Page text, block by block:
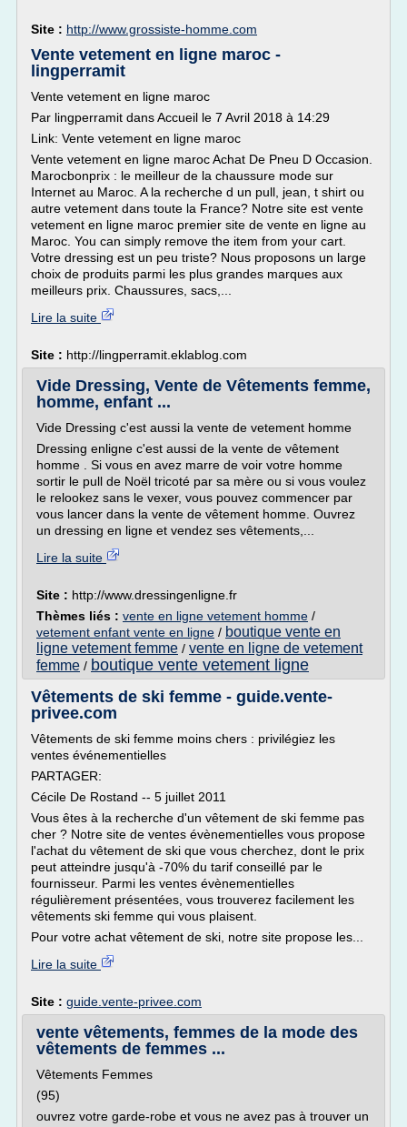
Site : http://www.grossiste-homme.com
Vente vetement en ligne maroc -
lingperramit
Vente vetement en ligne maroc
Par lingperramit dans Accueil le 7 Avril 2018 à 14:29
Link: Vente vetement en ligne maroc
Vente vetement en ligne maroc Achat De Pneu D Occasion.
Marocbonprix : le meilleur de la chaussure mode sur
Internet au Maroc. A la recherche d un pull, jean, t shirt ou
autre vetement dans toute la France? Notre site est vente
vetement en ligne maroc premier site de vente en ligne au
Maroc. You can simply remove the item from your cart.
Votre dressing est un peu triste? Nous proposons un large
choix de produits parmi les plus grandes marques aux
meilleurs prix. Chaussures, sacs,...
Lire la suite
Site : http://lingperramit.eklablog.com
Vide Dressing, Vente de Vêtements femme,
homme, enfant ...
Vide Dressing c'est aussi la vente de vetement homme
Dressing enligne c'est aussi de la vente de vêtement
homme . Si vous en avez marre de voir votre homme
sortir le pull de Noël tricoté par sa mère ou si vous voulez
le relookez sans le vexer, vous pouvez commencer par
vous lancer dans la vente de vêtement homme. Ouvrez
un dressing en ligne et vendez ses vêtements,...
Lire la suite
Site : http://www.dressingenligne.fr
Thèmes liés : vente en ligne vetement homme /
vetement enfant vente en ligne / boutique vente en
ligne vetement femme / vente en ligne de vetement
femme / boutique vente vetement ligne
Vêtements de ski femme - guide.vente-
privee.com
Vêtements de ski femme moins chers : privilégiez les
ventes événementielles
PARTAGER:
Cécile De Rostand -- 5 juillet 2011
Vous êtes à la recherche d'un vêtement de ski femme pas
cher ? Notre site de ventes évènementielles vous propose
l'achat du vêtement de ski que vous cherchez, dont le prix
peut atteindre jusqu'à -70% du tarif conseillé par le
fournisseur. Parmi les ventes évènementielles
régulièrement présentées, vous trouverez facilement les
vêtements ski femme qui vous plaisent.
Pour votre achat vêtement de ski, notre site propose les...
Lire la suite
Site : guide.vente-privee.com
vente vêtements, femmes de la mode des
vêtements de femmes ...
Vêtements Femmes
(95)
ouvrez votre garde-robe et vous ne avez pas à trouver un